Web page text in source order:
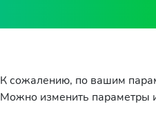
К сожалению, по вашим
Можно изменить параметры